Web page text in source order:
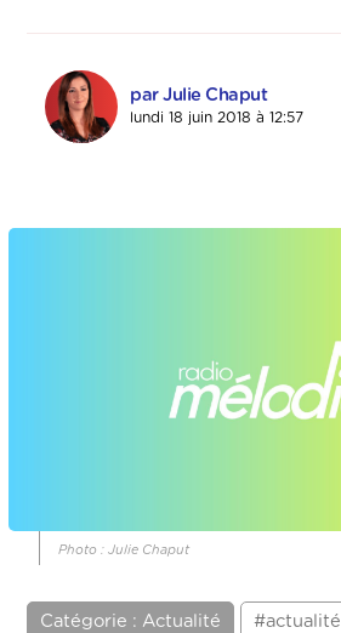
par Julie Chaput
lundi 18 juin 2018 à 12:57
Photo : Julie Chaput
Catégorie : Actualité #actualité